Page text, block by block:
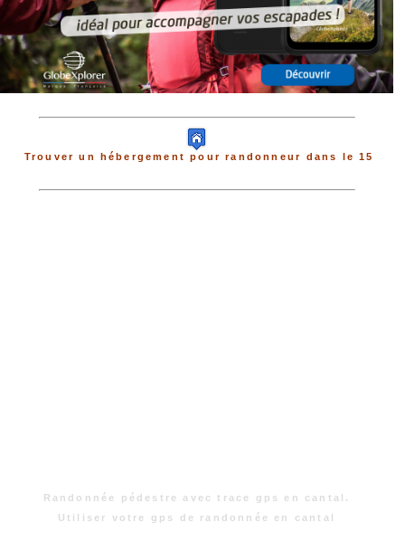
Trouver un hébergement pour randonneur dans le 15
Randonnée pédestre avec trace gps en cantal.
Utiliser votre gps de randonnée en cantal